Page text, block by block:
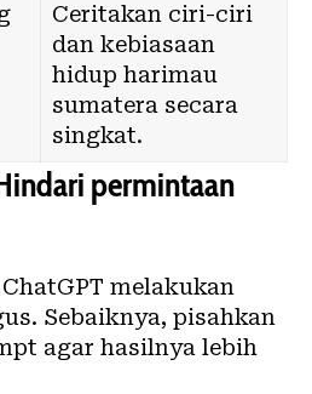
Ceritakan ciri-ciri
dan kebiasaan
hidup harimau
sumatera secara
singkat.
permintaan
melakukan
Sebaiknya, pisahkan
agar hasilnya lebih